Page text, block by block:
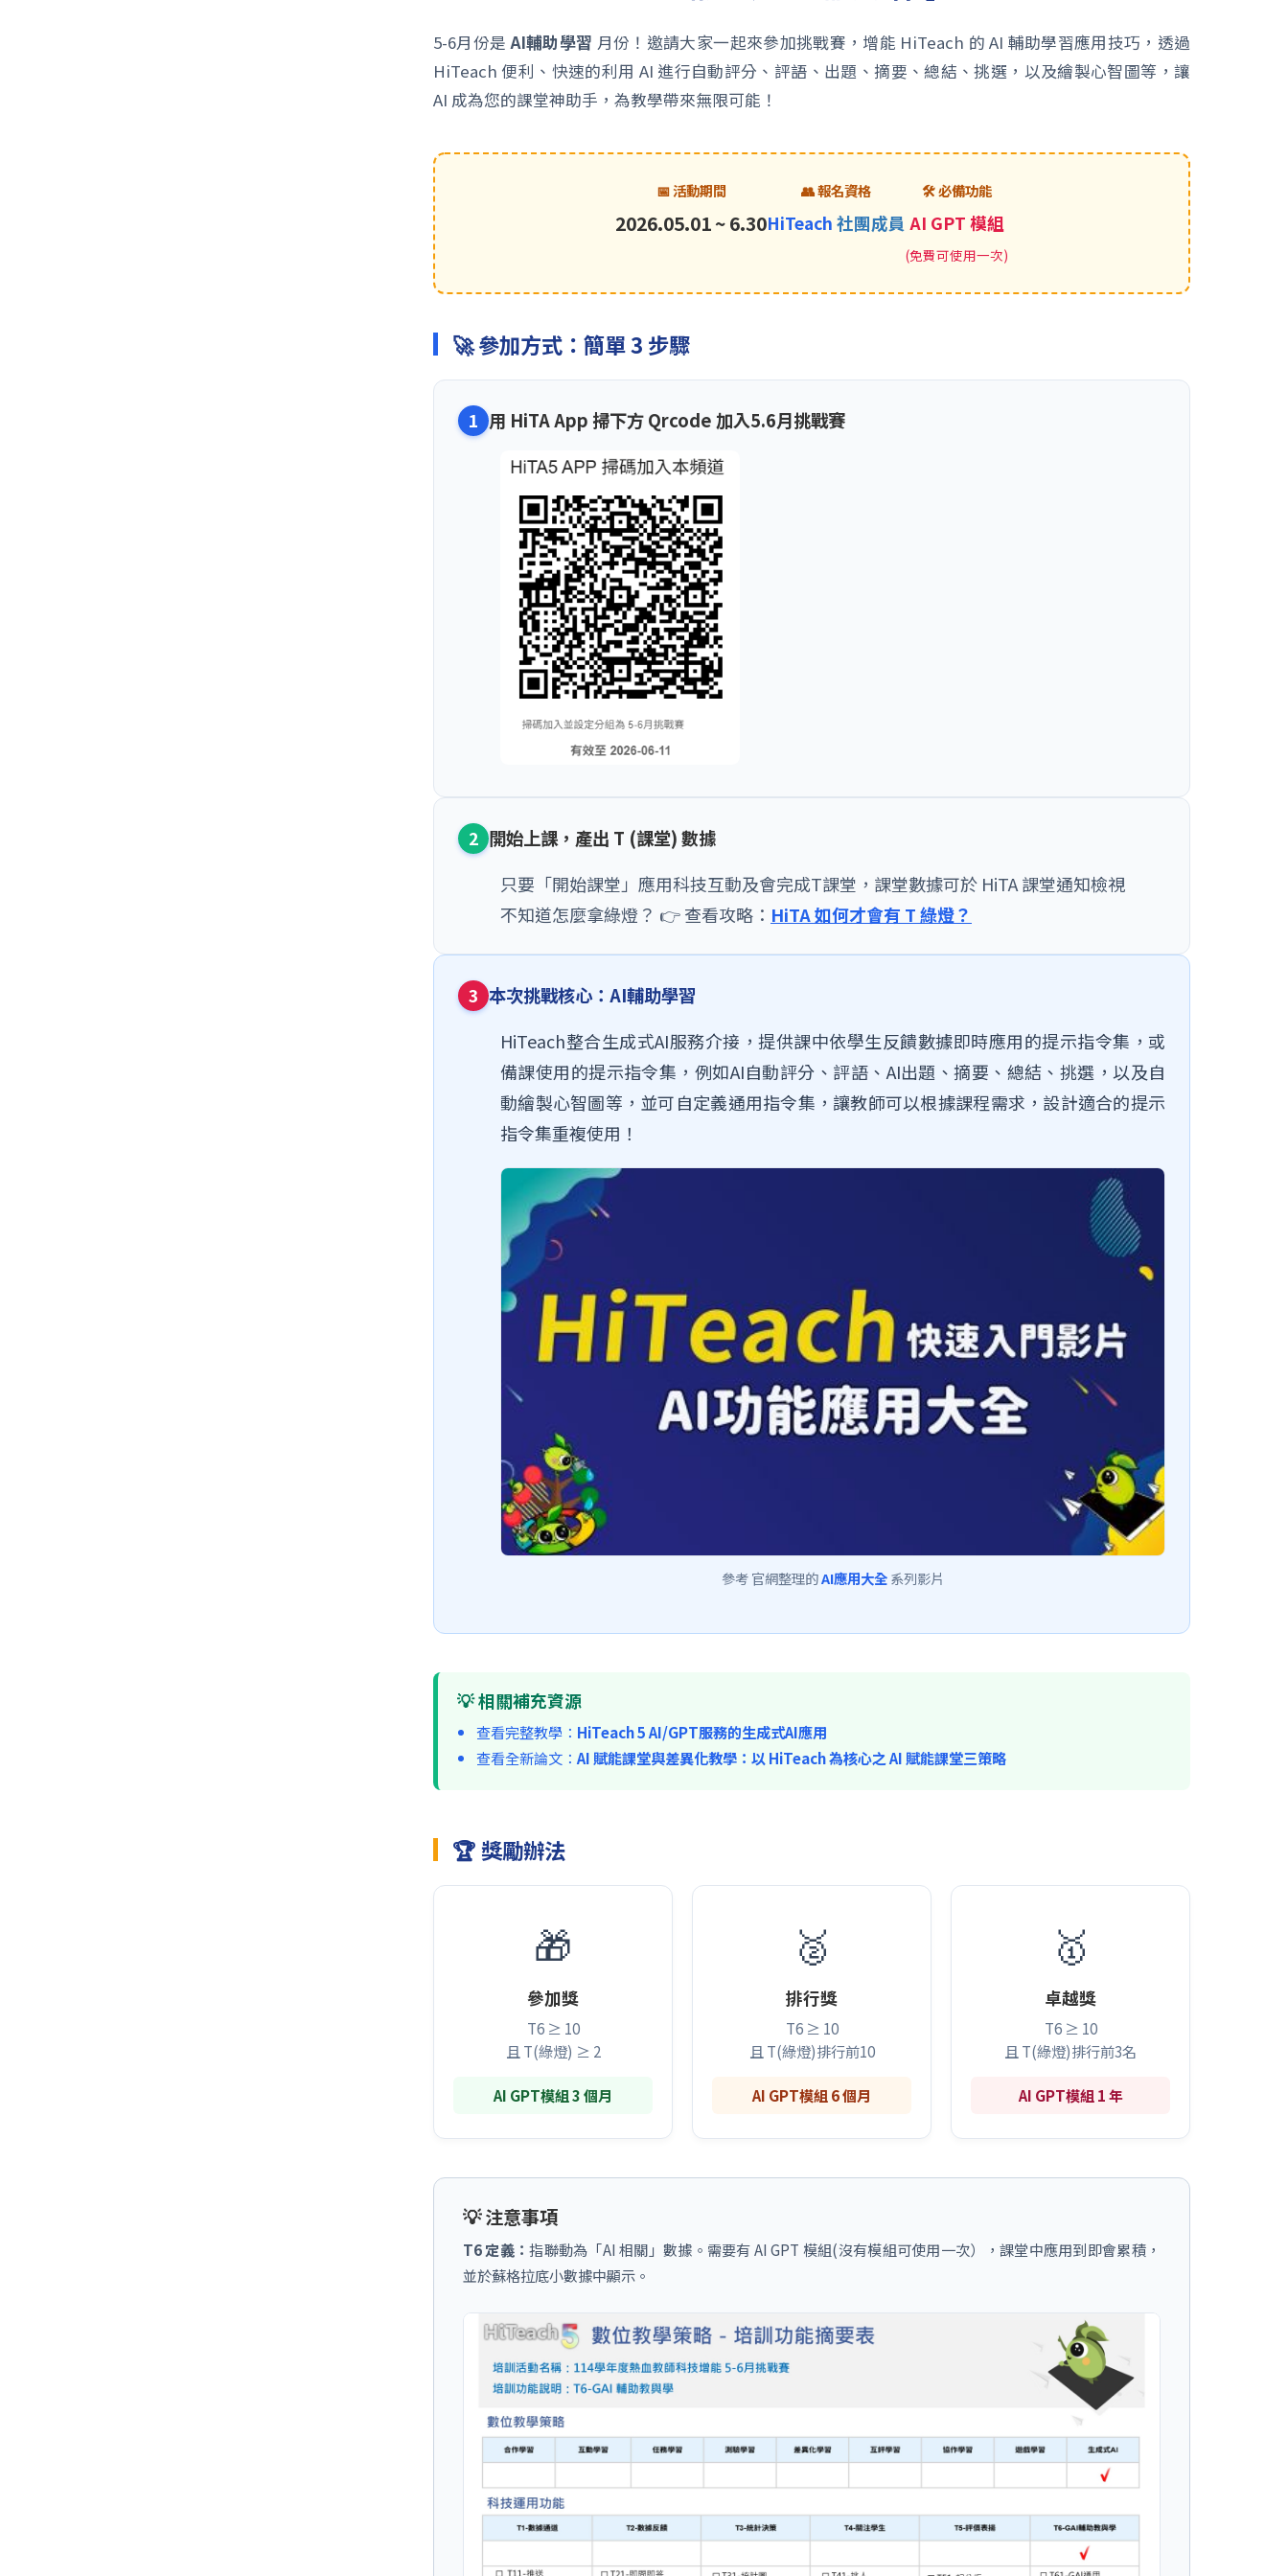
5-6月份是AI輔助學習 月份！邀請大家一起來參加挑戰賽，增能 HiTeach 的 AI 輔助學習應用技巧，透過
HiTeach 便利、快速的利用 AI 進行自動評分、評語、出題、摘要、總結、挑選，以及繪製心智圖等，讓
AI 成為您的課堂神助手，為教學帶來無限可能！
📅 活動期間
2026.05.01 ~ 6.30
👥 報名資格
HiTeach 社團成員
🛠️ 必備功能
AI GPT 模組
(免費可使用一次)
🚀 參加方式：簡單 3 步驟
1 用 HiTA App 掃下方 Qrcode 加入5.6月挑戰賽
2 開始上課，產出 T (課堂) 數據
只要「開始課堂」應用科技互動及會完成T課堂，課堂數據可於 HiTA 課堂通知檢視
不知道怎麼拿綠燈？ 👉 查看攻略： HiTA 如何才會有 T 綠燈？
3 本次挑戰核心：AI輔助學習
HiTeach整合生成式AI服務介接，提供課中依學生反饋數據即時應用的提示指令集，或
備課使用的提示指令集，例如AI自動評分、評語、AI出題、摘要、總結、挑選，以及自
動繪製心智圖等，並可自定義通用指令集，讓教師可以根據課程需求，設計適合的提示
指令集重複使用！
參考 官網整理的AI應用大全系列影片
💡 相關補充資源
查看完整教學： HiTeach 5 AI/GPT服務的生成式AI應用
查看全新論文： AI 賦能課堂與差異化教學：以 HiTeach 為核心之 AI 賦能課堂三策略
🏆 獎勵辦法
🎁
參加獎
T6 ≥ 10
且 T(綠燈) ≥ 2
AI GPT模組 3 個月
🥈
排行獎
T6 ≥ 10
且 T(綠燈)排行前10
AI GPT模組 6 個月
🥇
卓越獎
T6 ≥ 10
且 T(綠燈)排行前3名
AI GPT模組 1 年
💡 注意事項
T6 定義：指聯動為「AI 相關」數據。需要有 AI GPT 模組(沒有模組可使用一次），課堂中應用到即會累積，
並於蘇格拉底小數據中顯示。